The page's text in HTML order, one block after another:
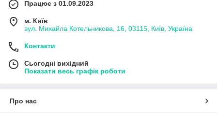
Працює з 01.09.2023
м. Київ
вул. Михайла Котельникова, 16, 03115, Київ, Україна
Контакти
Сьогодні вихідний
Показати весь графік роботи
Про нас